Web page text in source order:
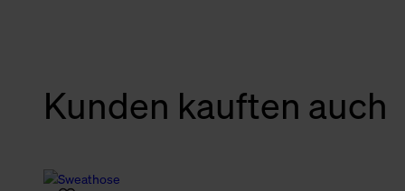
Kunden kauften auch